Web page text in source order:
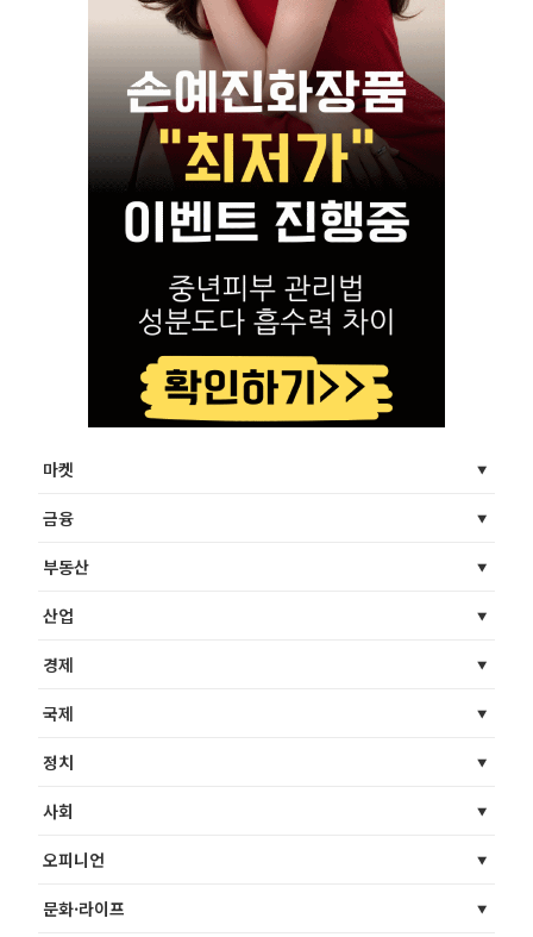
마켓
금융
부동산
산업
경제
국제
정치
사회
오피니언
문화·라이프